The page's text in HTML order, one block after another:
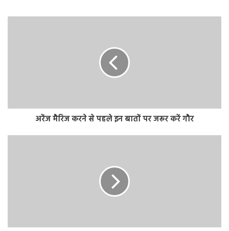
अरेंज मैरिज करने से पहले इन बातों पर जरूर करें गौर